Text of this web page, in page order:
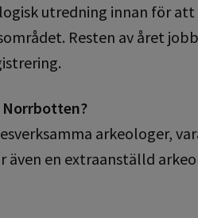
utredning innan för
Resten av året
Norrbotten?
arkeologer,
även en extraanställd